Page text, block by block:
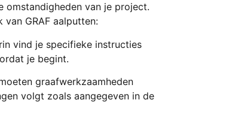
omstandigheden van je project.
GRAF aalputten:
vind je specifieke instructies
je begint.
graafwerkzaamheden
volgt zoals aangegeven in de